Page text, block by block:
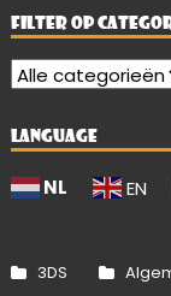
FILTER OP
LANGUAGE
NL EN
3DS